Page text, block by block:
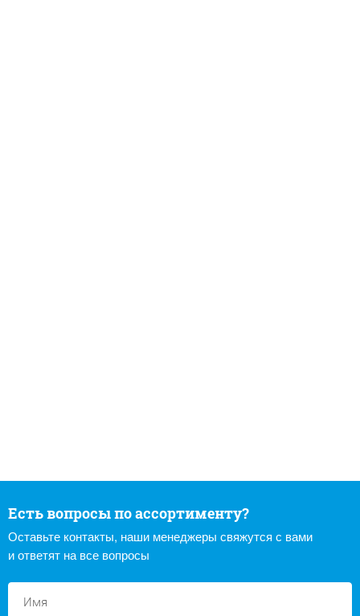
Есть вопросы по ассортименту?
Оставьте контакты, наши менеджеры свяжутся с вами
и ответят на все вопросы